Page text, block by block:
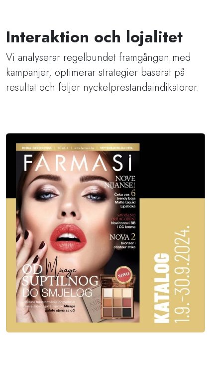
Interaktion och lojalitet
Vi analyserar regelbundet framgången med
kampanjer, optimerar strategier baserat på
resultat och följer nyckelprestandaindikatorer.